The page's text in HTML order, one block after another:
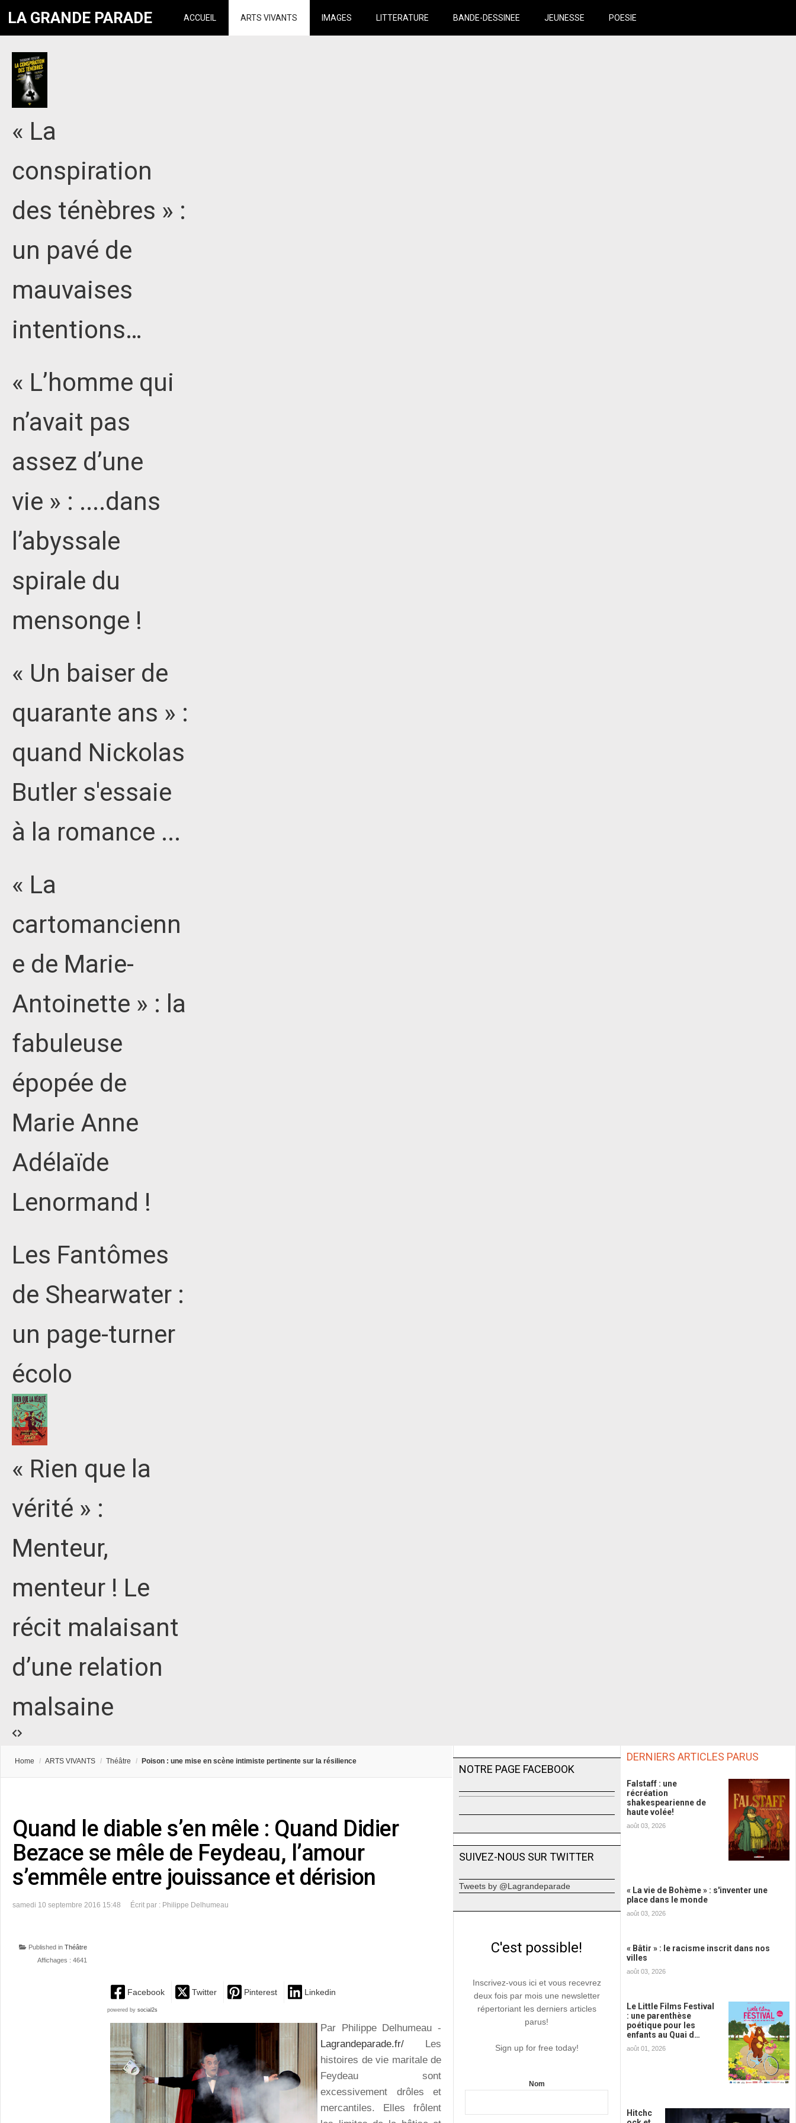
LA GRANDE PARADE ACCUEIL ARTS VIVANTS IMAGES LITTERATURE BANDE-DESSINEE JEUNESSE POESIE
« La
conspiration
des ténèbres » :
un pavé de
mauvaises
intentions…
« L’homme qui
n’avait pas
assez d’une
vie » : ....dans
l’abyssale
spirale du
mensonge !
« Un baiser de
quarante ans » :
quand Nickolas
Butler s'essaie
à la romance ...
« La
cartomancienn
e de Marie-
Antoinette » : la
fabuleuse
épopée de
Marie Anne
Adélaïde
Lenormand !
Les Fantômes
de Shearwater :
un page-turner
écolo
« Rien que la
vérité » :
Menteur,
menteur ! Le
récit malaisant
d’une relation
malsaine
Home / ARTS VIVANTS / Théâtre / Poison : une mise en scène intimiste pertinente sur la résilience
Quand le diable s’en mêle : Quand Didier
Bezace se mêle de Feydeau, l’amour
s’emmêle entre jouissance et dérision
samedi 10 septembre 2016 15:48 Écrit par : Philippe Delhumeau
Published in Théâtre
Affichages : 4641
Facebook Twitter Pinterest Linkedin
powered by social2s
Par Philippe Delhumeau -
Lagrandeparade.fr/ Les
histoires de vie maritale de
Feydeau sont
excessivement drôles et
mercantiles. Elles frôlent
NOTRE PAGE FACEBOOK
SUIVEZ-NOUS SUR TWITTER
Tweets by @Lagrandeparade
C'est possible!
Inscrivez-vous ici et vous recevrez
deux fois par mois une newsletter
répertoriant les derniers articles
parus!
Sign up for free today!
Nom
DERNIERS ARTICLES PARUS
Falstaff : une
récréation
shakespearienne de
haute volée!
août 03, 2026
« La vie de Bohème » : s'inventer une
place dans le monde
août 03, 2026
« Bâtir » : le racisme inscrit dans nos
villes
août 03, 2026
Le Little Films Festival
: une parenthèse
poétique pour les
enfants au Quai d…
août 01, 2026
Hitchc